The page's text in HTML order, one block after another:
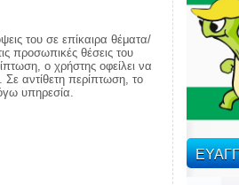
του σε επίκαιρα θέματα/
προσωπικές θέσεις του
ο χρήστης οφείλει να
αντίθετη περίπτωση, το
υπηρεσία.